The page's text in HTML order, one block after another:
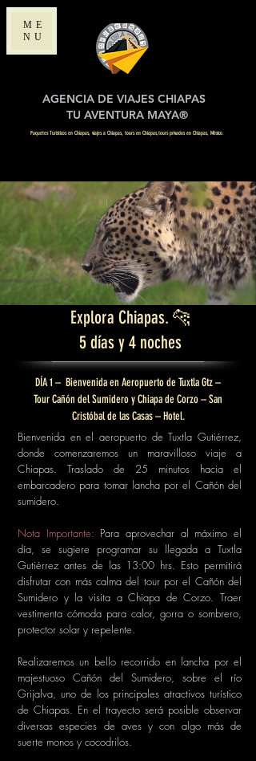
ME
NU
AGENCIA DE VIAJES CHIAPAS
TU AVENTURA MAYA®
Paquetes Turísticos en Chiapas, viajes a Chiapas, tours en Chiapas,tours privados en Chiapas, México.
Explora Chiapas. 🐆
5 días y 4 noches
DÍA 1 – Bienvenida en Aeropuerto de Tuxtla Gtz –
Tour Cañón del Sumidero y Chiapa de Corzo – San
Cristóbal de las Casas – Hotel.
Bienvenida en el aeropuerto de Tuxtla Gutiérrez,
donde comenzaremos un maravilloso viaje a
Chiapas. Traslado de 25 minutos hacia el
embarcadero para tomar lancha por el Cañón del
sumidero.
Nota Importante: Para aprovechar al máximo el
día, se sugiere programar su llegada a Tuxtla
Gutiérrez antes de las 13:00 hrs. Esto permitirá
disfrutar con más calma del tour por el Cañón del
Sumidero y la visita a Chiapa de Corzo. Traer
vestimenta cómoda para calor, gorra o sombrero,
protector solar y repelente.
Realizaremos un bello recorrido en lancha por el
majestuoso Cañón del Sumidero, sobre el río
Grijalva, uno de los principales atractivos turístico
de Chiapas. En el trayecto será posible observar
diversas especies de aves y con algo más de
suerte monos y cocodrilos.